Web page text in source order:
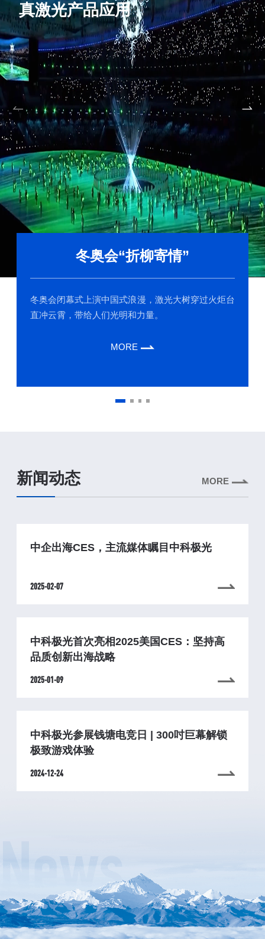
真激光产品应用
冬奥会“折柳寄情”
冬奥会闭幕式上演中国式浪漫，激光大树穿过火炬台
直冲云霄，带给人们光明和力量。
MORE
新闻动态 MORE
中企出海CES，主流媒体瞩目中科极光
2025-02-07
中科极光首次亮相2025美国CES：坚持高
品质创新出海战略
2025-01-09
中科极光参展钱塘电竞日 | 300吋巨幕解锁
极致游戏体验
2024-12-24